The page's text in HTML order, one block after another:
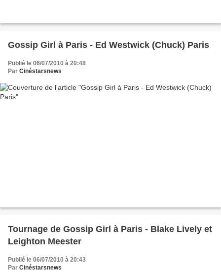
Gossip Girl à Paris - Ed Westwick (Chuck) Paris
Publié le 06/07/2010 à 20:48
Par Cinéstarsnews
Tournage de Gossip Girl à Paris - Blake Lively et
Leighton Meester
Publié le 06/07/2010 à 20:43
Par Cinéstarsnews